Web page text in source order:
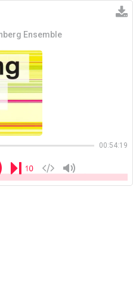
Ensemble
00:54:19